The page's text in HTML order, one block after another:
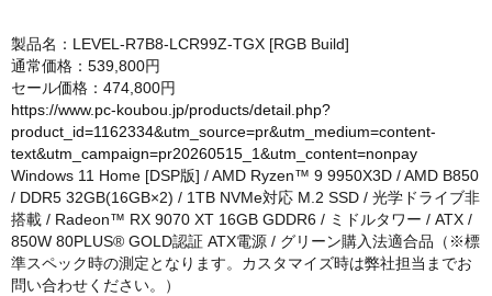
製品名：LEVEL-R7B8-LCR99Z-TGX [RGB Build]
通常価格：539,800円
セール価格：474,800円
https://www.pc-koubou.jp/products/detail.php?
product_id=1162334&utm_source=pr&utm_medium=content-
text&utm_campaign=pr20260515_1&utm_content=nonpay
Windows 11 Home [DSP版] / AMD Ryzen™ 9 9950X3D / AMD B850
/ DDR5 32GB(16GB×2) / 1TB NVMe対応 M.2 SSD / 光学ドライブ非
搭載 / Radeon™ RX 9070 XT 16GB GDDR6 / ミドルタワー / ATX /
850W 80PLUS® GOLD認証 ATX電源 / グリーン購入法適合品（※標
準スペック時の測定となります。カスタマイズ時は弊社担当までお
問い合わせください。）